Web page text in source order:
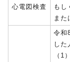
心電図検査
もし
また
令和
した
（1